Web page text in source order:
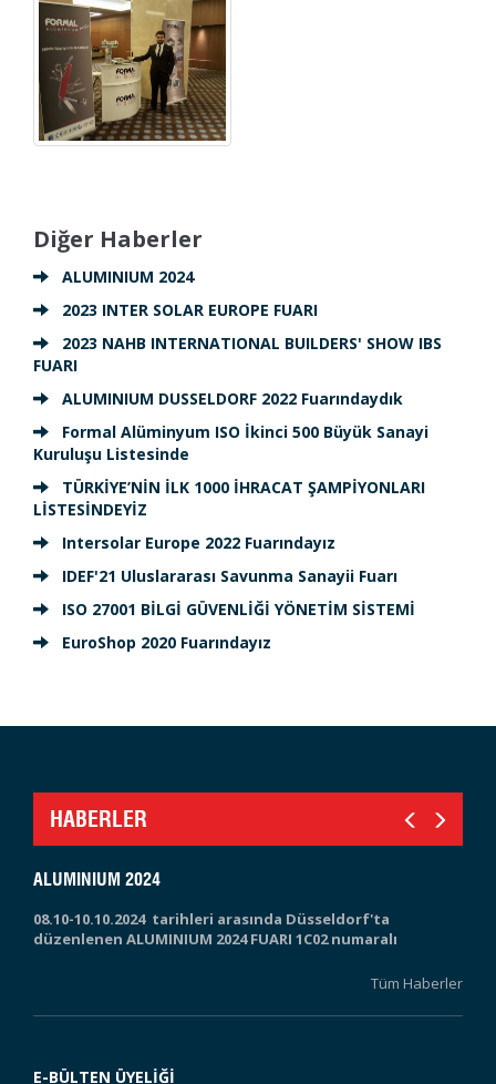
Diğer Haberler
ALUMINIUM 2024
2023 INTER SOLAR EUROPE FUARI
2023 NAHB INTERNATIONAL BUILDERS' SHOW IBS
FUARI
ALUMINIUM DUSSELDORF 2022 Fuarındaydık
Formal Alüminyum ISO İkinci 500 Büyük Sanayi
Kuruluşu Listesinde
TÜRKİYE’NİN İLK 1000 İHRACAT ŞAMPİYONLARI
LİSTESİNDEYİZ
Intersolar Europe 2022 Fuarındayız
IDEF'21 Uluslararası Savunma Sanayii Fuarı
ISO 27001 BİLGİ GÜVENLİĞİ YÖNETİM SİSTEMİ
EuroShop 2020 Fuarındayız
HABERLER
ALUMINIUM 2024
08.10-10.10.2024 tarihleri arasında Düsseldorf'ta
düzenlenen ALUMINIUM 2024 FUARI 1C02 numaralı
Yoğun ilgi gören standımızda ziyaretçilerimize
profillerimiz hakkında bilgiler verdik.
ziyaretçilerimize ayrı ayrı teşekkür ederiz...
Tüm Haberler
E-BÜLTEN ÜYELİĞİ